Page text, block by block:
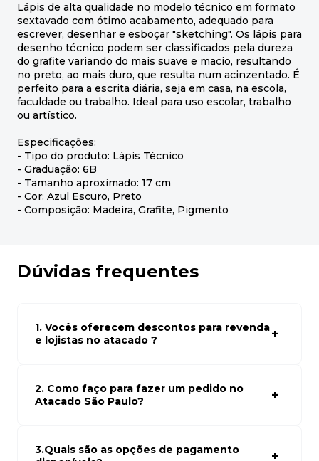
Lápis de alta qualidade no modelo técnico em formato
sextavado com ótimo acabamento, adequado para
escrever, desenhar e esboçar "sketching". Os lápis para
desenho técnico podem ser classificados pela dureza
do grafite variando do mais suave e macio, resultando
no preto, ao mais duro, que resulta num acinzentado. É
perfeito para a escrita diária, seja em casa, na escola,
faculdade ou trabalho. Ideal para uso escolar, trabalho
ou artístico.
Especificações:
- Tipo do produto: Lápis Técnico
- Graduação: 6B
- Tamanho aproximado: 17 cm
- Cor: Azul Escuro, Preto
- Composição: Madeira, Grafite, Pigmento
Dúvidas frequentes
1. Vocês oferecem descontos para revenda
e lojistas no atacado ?
atacado empresas e compre com os melhores preços
para seu modelo de negócio
2. Como faço para fazer um pedido no
Atacado São Paulo?
carrinho. Em seguida, siga as instruções para finalizar a
3.Quais são as opções de pagamento